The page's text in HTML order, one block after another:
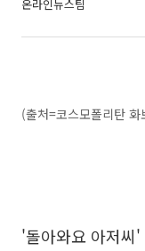
온라인뉴스팀
(출처=코스모폴리탄 화
'돌아와요 아저씨